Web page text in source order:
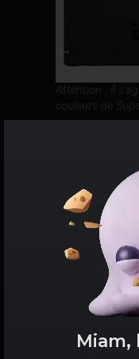
des Joy-Con aux
ainsi qu'un code de
Super Mario
console. Un
énormément de
heures de jeu.
revendeurMiam,